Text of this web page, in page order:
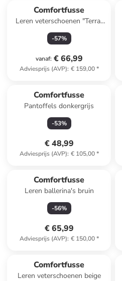
Comfortfusse
Leren veterschoenen "Terra"
zwart
-57%
vanaf: € 66,99
Adviesprijs (AVP): € 159,00*
Comfortfusse
Pantoffels donkergrijs
-53%
€ 48,99
Adviesprijs (AVP): € 105,00*
Comfortfusse
Leren ballerina's bruin
-56%
€ 65,99
Adviesprijs (AVP): € 150,00*
Comfortfusse
Leren veterschoenen beige